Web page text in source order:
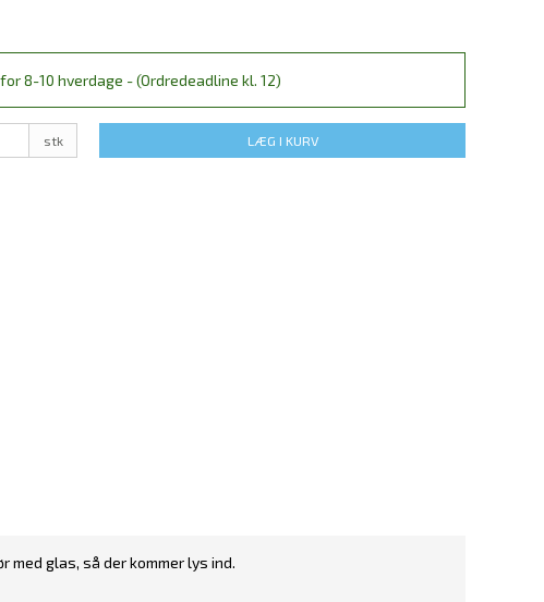
8-10 hverdage - (Ordredeadline kl. 12)
stk LÆG I KURV
glas, så der kommer lys ind.